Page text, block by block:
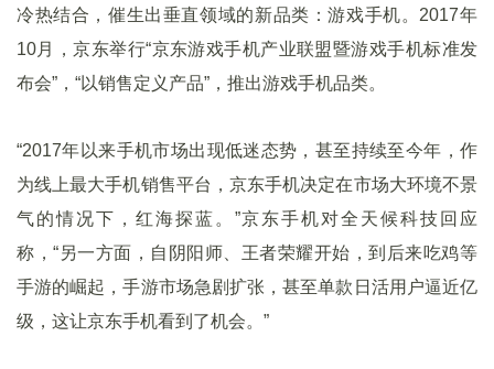
冷热结合，催生出垂直领域的新品类：游戏手机。2017年
10月，京东举行“京东游戏手机产业联盟暨游戏手机标准发
布会”，“以销售定义产品”，推出游戏手机品类。
“2017年以来手机市场出现低迷态势，甚至持续至今年，作
为线上最大手机销售平台，京东手机决定在市场大环境不景
气的情况下，红海探蓝。”京东手机对全天候科技回应
称，“另一方面，自阴阳师、王者荣耀开始，到后来吃鸡等
手游的崛起，手游市场急剧扩张，甚至单款日活用户逼近亿
级，这让京东手机看到了机会。”